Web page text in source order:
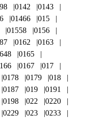
0142
0143
01466
015
01558
0156
0162
0163
0165
0167
017
0178 0179
018
0187 019
0191
0198 022
0220
0229 023 0233